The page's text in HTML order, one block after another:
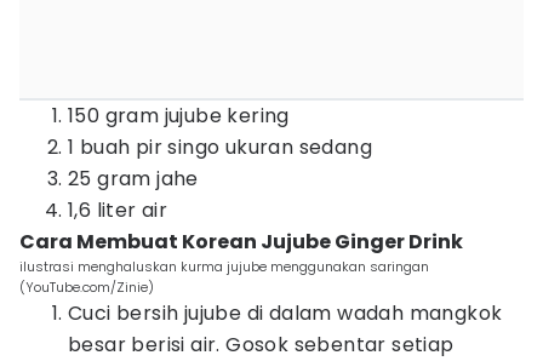
150 gram jujube kering
1 buah pir singo ukuran sedang
25 gram jahe
1,6 liter air
Cara Membuat Korean Jujube Ginger Drink
ilustrasi menghaluskan kurma jujube menggunakan saringan
(YouTube.com/Zinie)
Cuci bersih jujube di dalam wadah mangkok
besar berisi air. Gosok sebentar setiap